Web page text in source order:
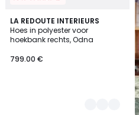
LA REDOUTE INTERIEURS
Hoes in polyester voor
hoekbank rechts, Odna
799.00 €
4
Kleuren